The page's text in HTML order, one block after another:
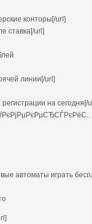
конторы[/url]
ставка[/url]
линии[/url]
на сегодня[/
автоматы играть